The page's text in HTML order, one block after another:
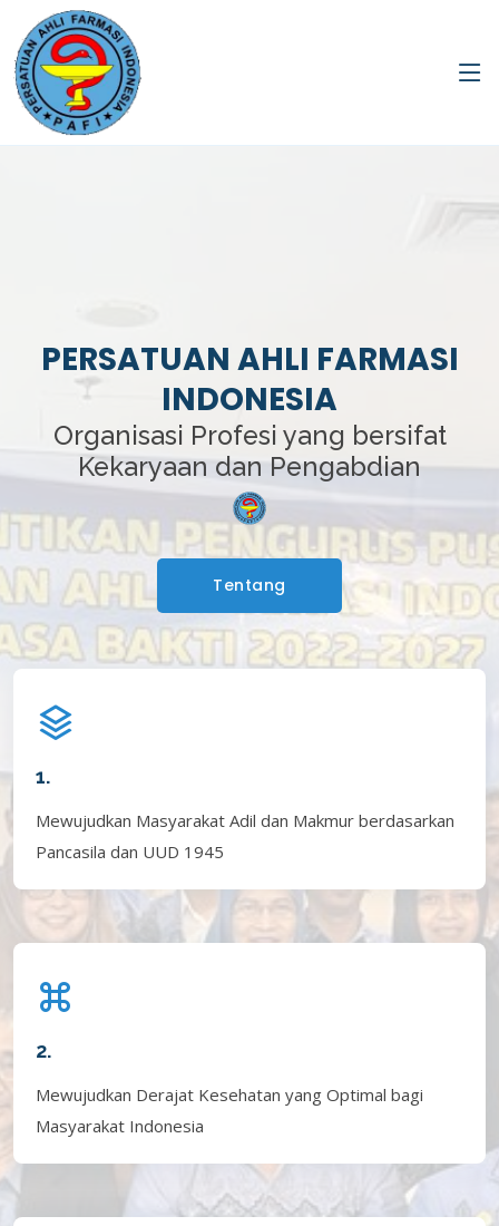
PERSATUAN AHLI FARMASI
INDONESIA
Organisasi Profesi yang bersifat
Kekaryaan dan Pengabdian
Tentang
1.
Mewujudkan Masyarakat Adil dan Makmur berdasarkan
Pancasila dan UUD 1945
2.
Mewujudkan Derajat Kesehatan yang Optimal bagi
Masyarakat Indonesia